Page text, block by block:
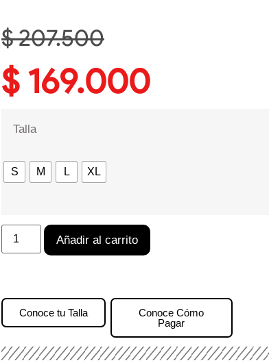
$207.500
$169.000
Talla
S M L XL
Añadir al carrito
Conoce tu Talla
Conoce Cómo
Pagar